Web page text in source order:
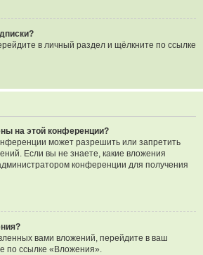
в личный раздел и щёлкните по ссылке
на этой конференции?
может разрешить или запретить
Если вы не знаете, какие вложения
конференции для получения
вами вложений, перейдите в ваш
по ссылке «Вложения».